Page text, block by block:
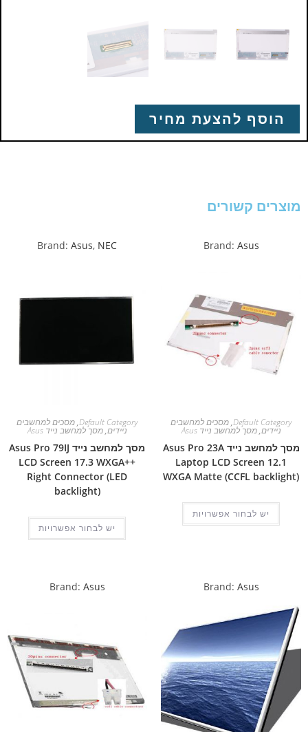
הוסף להצעת מחיר
מוצרים קשורים
Brand: Asus
Default Category
,מסכים למחשבים
ניידים,מסך למחשב נייד Asus
מסך למחשב נייד Asus Pro 23A
Laptop LCD Screen 12.1
WXGA Matte (CCFL backlight)
יש לבחור אפשרויות
Brand: Asus, NEC
Default Category
,מסכים למחשבים
ניידים,מסך למחשב נייד Asus
מסך למחשב נייד Asus Pro 79IJ
LCD Screen 17.3 WXGA++
Right Connector (LED
backlight)
יש לבחור אפשרויות
Brand: Asus
Brand: Asus